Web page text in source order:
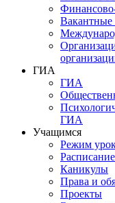
Финансово-
Вакантные
ГИА
ГИА
ГИА
Учащимся
Режим
Каникулы
Права и
Проекты